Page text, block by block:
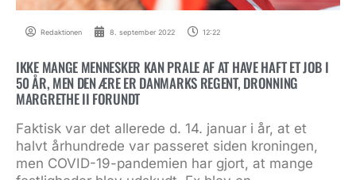
Redaktionen 8. september 2022 12:22
IKKE MANGE MENNESKER KAN PRALE AF AT HAVE HAFT ET JOB I
50 ÅR, MEN DEN ÆRE ER DANMARKS REGENT, DRONNING
MARGRETHE II FORUNDT
Faktisk var det allerede d. 14. januar i år, at et
halvt århundrede var passeret siden kroningen,
men COVID-19-pandemien har gjort, at mange